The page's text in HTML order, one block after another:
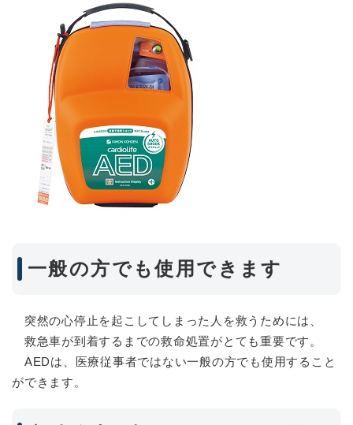
一般の方でも使用できます
突然の心停止を起こしてしまった人を救うためには、
救急車が到着するまでの救命処置がとても重要です。
AEDは、医療従事者ではない一般の方でも使用すること
ができます。